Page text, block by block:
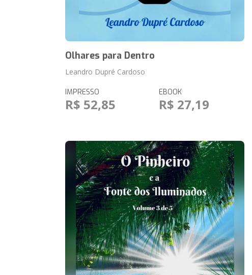
Olhares para Dentro
Leandro Dupré Cardoso
IMPRESSO
R$ 52,85
EBOOK
R$ 27,19